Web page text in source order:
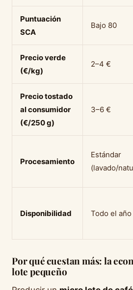
Puntuación
SCA
Bajo 80
Precio verde
(€/kg)
2–4 €
Precio tostado
al consumidor
(€/250 g)
3–6 €
Procesamiento
Estándar
(lavado/
Disponibilidad Todo el año
Por qué cuestan más: la
lote pequeño